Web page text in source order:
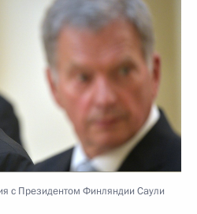
с Президентом Финляндии Саули